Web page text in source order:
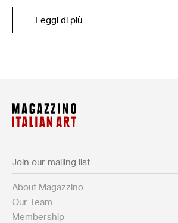
Leggi di più
About Magazzino
Our Team
Membership